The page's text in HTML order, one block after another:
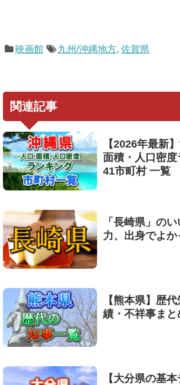
映画館 九州/沖縄地方,佐賀県
関連記事
【2026年最新
面積・人口密
41市町村 一覧
「長崎県」の
力、出身でよ
【熊本県】歴
績・不祥事まと
【大分県の基